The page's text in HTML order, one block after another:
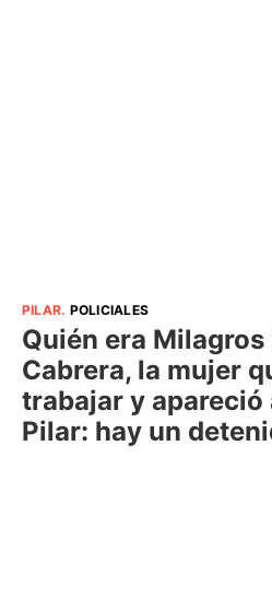
PILAR. POLICIALES
Quién era Milagros
Cabrera, la mujer
trabajar y apareció
Pilar: hay un